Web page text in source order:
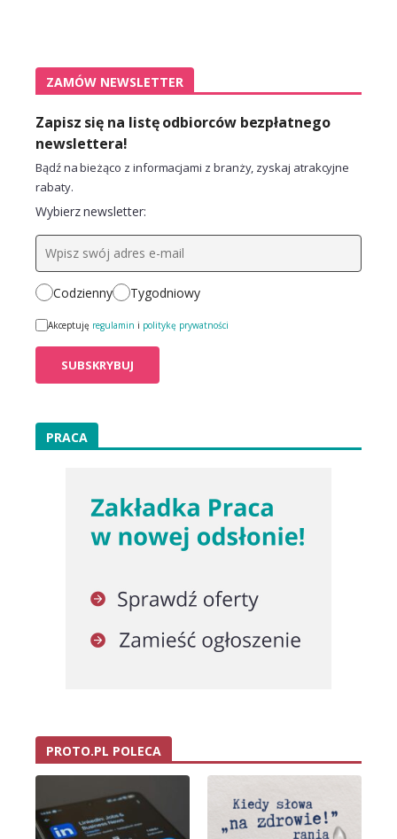
ZAMÓW NEWSLETTER
Zapisz się na listę odbiorców bezpłatnego
newslettera!
Bądź na bieżąco z informacjami z branży, zyskaj atrakcyjne
rabaty.
Wybierz newsletter:
Codzienny Tygodniowy
Akceptuję regulamin i politykę prywatności
PRACA
PROTO.PL POLECA